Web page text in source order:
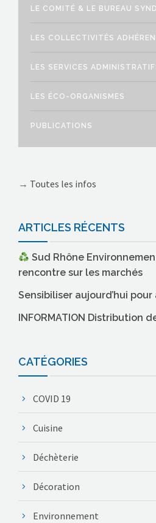
LE COMITÉ & LE BUREAU
LES COLLECTIVITÉS
LES SERVICES
LES ÉCO-ORGANISMES
PUBLICATIONS
→ Toutes les infos
ARTICLES RÉCENTS
Sud Rhône
rencontre sur les marchés
Sensibiliser aujourd’hui
INFORMATION Distribution
CATÉGORIES
COVID 19
Cuisine
Déchèterie
Décoration
Environnement